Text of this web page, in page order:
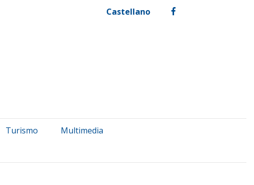
Castellano facebook
Turismo
Multimedia